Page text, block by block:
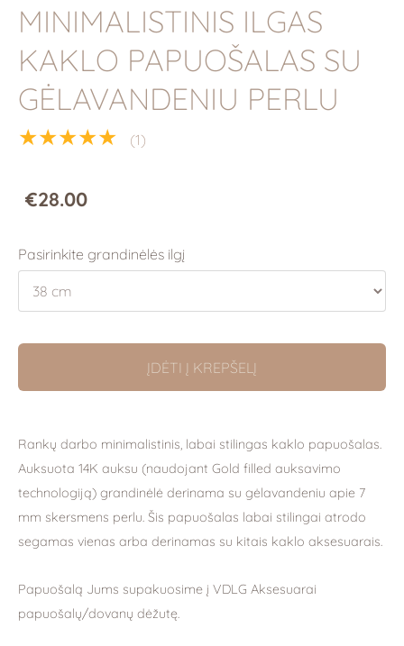
MINIMALISTINIS ILGAS
KAKLO PAPUOŠALAS SU
GĖLAVANDENIU PERLU
★★★★★ (1)
€28.00
Pasirinkite grandinėlės ilgį
ĮDĖTI Į KREPŠELĮ
Rankų darbo minimalistinis, labai stilingas kaklo papuošalas.
Auksuota 14K auksu (naudojant Gold filled auksavimo
technologiją) grandinėlė derinama su gėlavandeniu apie 7
mm skersmens perlu. Šis papuošalas labai stilingai atrodo
segamas vienas arba derinamas su kitais kaklo aksesuarais.
Papuošalą Jums supakuosime į VDLG Aksesuarai
papuošalų/dovanų dėžutę.